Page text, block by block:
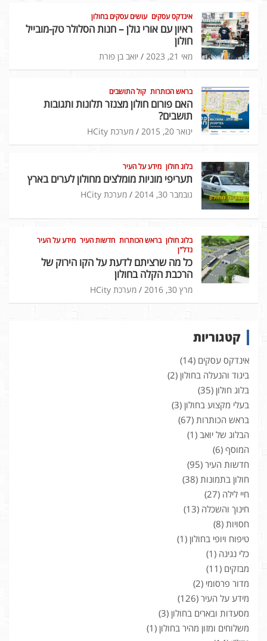
אינדקס עסקים עושים עסקים בחולון
ראיון עם אורי גולן – חנות הסלולר טק-מובייל
חולון
מאי 21, 2023 יואב בן פורת
בראש הכותרות קול התושבים
האם פורום חולון מצנזר תלונות ותגובות
תושבים?
ינואר 20, 2015 מערכת HCity
בלוג חולון מידע על העיר
תעריפי מוניות מומלצים מחולון לערים בארץ
נובמבר 30, 2014 מערכת HCity
בלוג חולון בראש הכותרות חדשות העיר מידע על העיר
נדל"ן
כל מה שרציתם לדעת על הקו הירוק של
הרכבת הקלה בחולון
מרץ 30, 2016 מערכת HCity
קטגוריות
אינדקס עסקים (14)
ביגוד והנעלה בחולון (2)
בלוג חולון (35)
בעלי מקצוע בחולון (3)
בראש הכותרות (67)
הבלוג של יואב (1)
המוסף (6)
חדשות העיר (95)
חולון בתמונות (38)
חיי לילה (27)
חינוך והשכלה (13)
חסויות (8)
טיפוח ויופי בחולון (1)
כלי נגינה (1)
מבזקים (11)
מדור פרסומי (2)
מידע על העיר (126)
מסעדות ובארים בחולון (3)
משלוחים ומזון מהיר בחולון (1)